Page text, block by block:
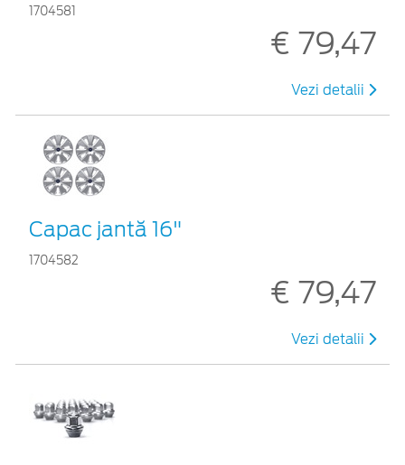
1704581
€ 79,47
Vezi detalii
Capac jantă 16"
1704582
€ 79,47
Vezi detalii